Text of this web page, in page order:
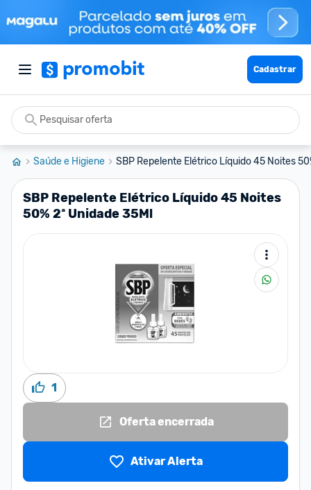
Cadastrar
Saúde e Higiene SBP Repelente Elétrico Líquido 45 Noites
SBP Repelente Elétrico Líquido 45 Noites
50% 2ª Unidade 35Ml
1
Oferta encerrada
Ativar Alerta